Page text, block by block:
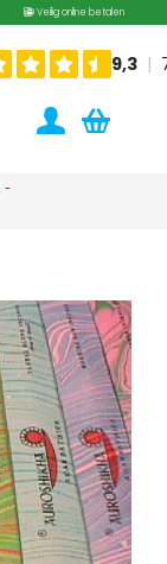
Veilig online betalen